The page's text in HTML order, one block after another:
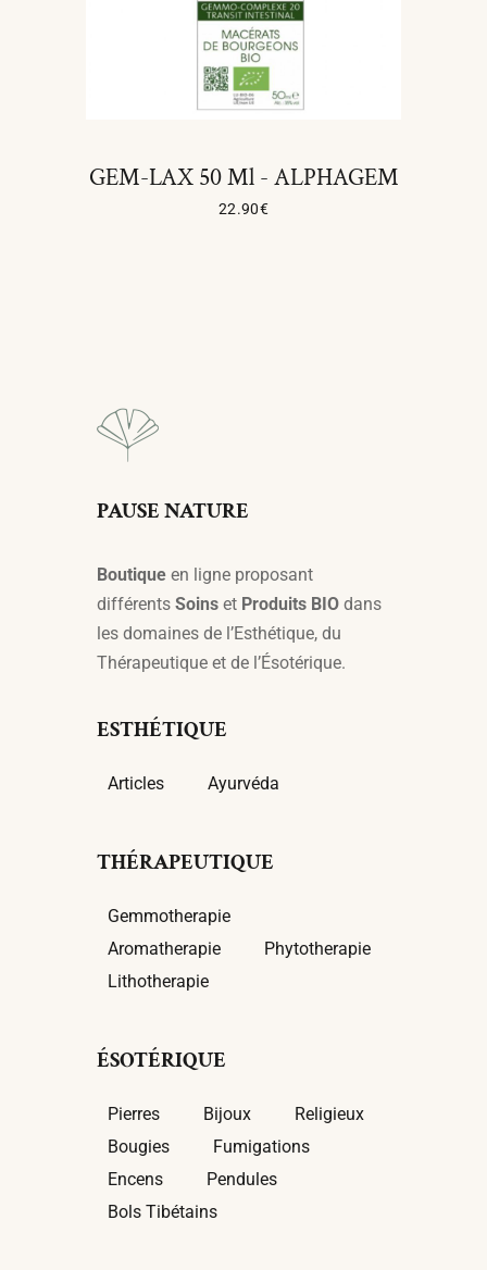
GEM-LAX 50 Ml - ALPHAGEM
22.90€
PAUSE NATURE
Boutique en ligne proposant
différents Soins et Produits BIO dans
les domaines de l’Esthétique, du
Thérapeutique et de l’Ésotérique.
ESTHÉTIQUE
Articles Ayurvéda
THÉRAPEUTIQUE
Gemmotherapie
Aromatherapie
Phytotherapie
Lithotherapie
ÉSOTÉRIQUE
Pierres Bijoux
Religieux
Bougies
Fumigations
Encens
Pendules
Bols Tibétains